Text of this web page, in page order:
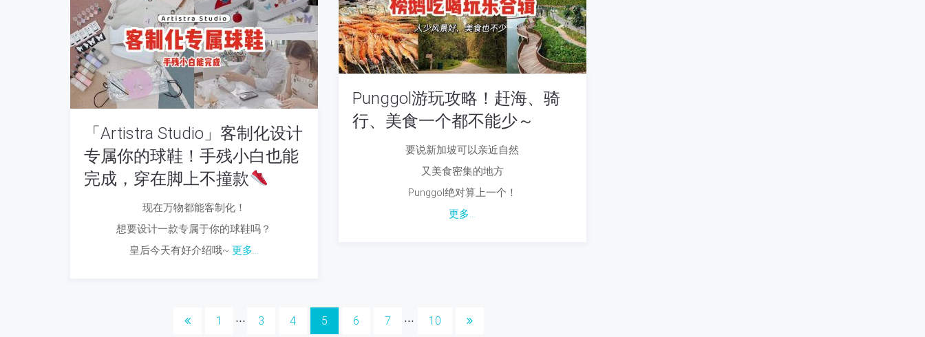
Punggol游玩攻略！赶海、骑
行、美食一个都不能少～
要说新加坡可以亲近自然
又美食密集的地方
Punggol绝对算上一个！
更多...
「Artistra Studio」客制化设计
专属你的球鞋！手残小白也能
完成，穿在脚上不撞款
现在万物都能客制化！
想要设计一款专属于你的球鞋吗？
皇后今天有好介绍哦~ 更多...
1 ⋅⋅⋅ 3 4 5 6 7 ⋅⋅⋅ 10